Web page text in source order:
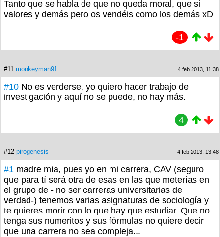
Tanto que se habla de que no queda moral, que si
valores y demás pero os vendéis como los demás xD
-1
#11 monkeyman91 4 feb 2013, 11:38
#10 No es verderse, yo quiero hacer trabajo de
investigación y aquí no se puede, no hay más.
4
#12 pirogenesis 4 feb 2013, 13:48
#1 madre mía, pues yo en mi carrera, CAV (seguro
que para tí será otra de esas en las que meterías en
el grupo de - no ser carreras universitarias de
verdad-) tenemos varias asignaturas de sociología y
te quieres morir con lo que hay que estudiar. Que no
tenga sus numeritos y sus fórmulas no quiere decir
que una carrera no sea compleja...